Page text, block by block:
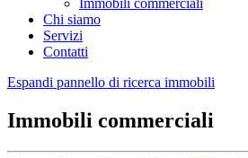
Immobili commerciali
Chi siamo
Servizi
Contatti
Espandi pannello di ricerca immobili
Immobili commerciali